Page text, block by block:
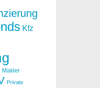
Kfz
Makler
Private